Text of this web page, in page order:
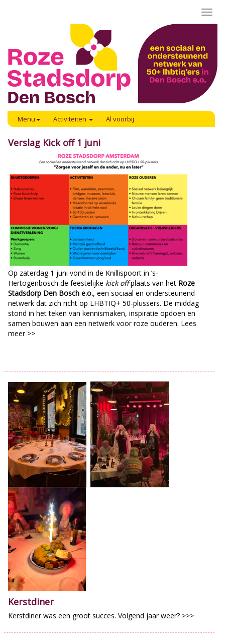
Menu Activiteiten Al voorbij
Verslag Kick off 1 juni
Op zaterdag 1 juni vond in de Knillispoort in ’s-
Hertogenbosch de feestelijke kick offplaats van het Roze
Stadsdorp Den Bosch e.o., een sociaal en ondersteunend
netwerk dat zich richt op LHBTIQ+ 50-plussers. De middag
stond in het teken van kennismaken, inspiratie opdoen en
samen bouwen aan een netwerk voor roze ouderen. Lees
meer >>
Kerstdiner
Kerstdiner was een groot succes. Volgend jaar weer? >>>